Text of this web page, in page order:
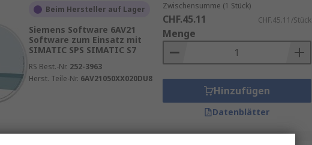
Beim Hersteller auf Lager
Siemens Software 6AV21
Software zum Einsatz mit
SIMATIC SPS SIMATIC S7
RS Best.-Nr. 252-3963
Herst. Teile-Nr. 6AV21050XX020DU8
Zwischensumme (1 Stück)
CHF.45.11 CHF.45.11/Stück
Menge
Hinzufügen
Datenblätter